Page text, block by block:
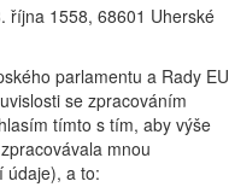
října 1558, 68601 Uherské
parlamentu a Rady EU
se zpracováním
tímto s tím, aby výše
mnou
údaje), a to: